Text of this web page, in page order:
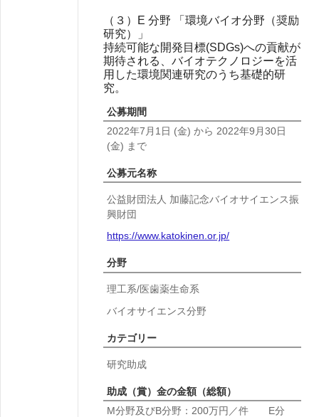
（３）E 分野 「環境バイオ分野（奨励
研究）」
持続可能な開発目標(SDGs)への貢献が
期待される、バイオテクノロジーを活
用した環境関連研究のうち基礎的研
究。
公募期間
2022年7月1日 (金) から 2022年9月30日
(金) まで
公募元名称
公益財団法人 加藤記念バイオサイエンス振
興財団
https://www.katokinen.or.jp/
分野
理工系/医歯薬生命系
バイオサイエンス分野
カテゴリー
研究助成
助成（賞）金の金額（総額）
M分野及びB分野：200万円／件 E分